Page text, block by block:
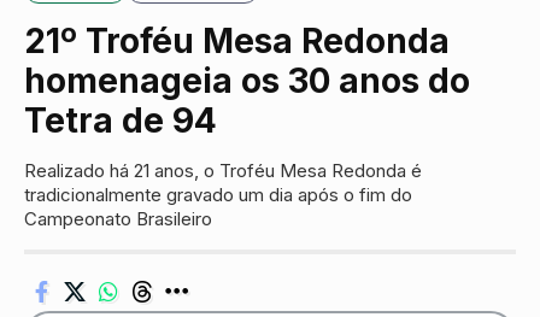
21º Troféu Mesa Redonda
homenageia os 30 anos do
Tetra de 94
Realizado há 21 anos, o Troféu Mesa Redonda é
tradicionalmente gravado um dia após o fim do
Campeonato Brasileiro